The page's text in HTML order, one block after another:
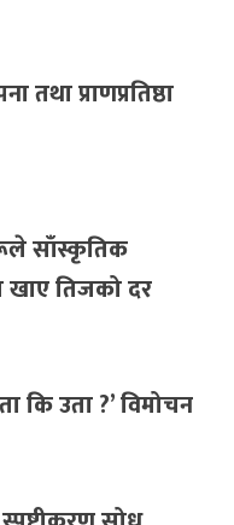
तथा प्राणप्रतिष्ठा
साँस्कृतिक
खाए तिजको दर
कि उता ?’ विमोचन